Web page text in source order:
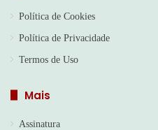
Política de Cookies
Política de Privacidade
Termos de Uso
Mais
Assinatura